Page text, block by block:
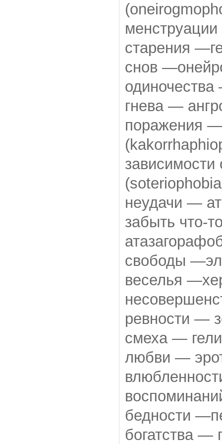
старения
снов
гнева —
поражения
неудачи —
забыть что-
свободы
веселья
ревности —
смеха —
любви —
бедности
богатства —